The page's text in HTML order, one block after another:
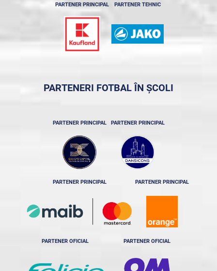
PARTENER PRINCIPAL PARTENER TEHNIC
PARTENERI FOTBAL ÎN ȘCOLI
PARTENER PRINCIPAL PARTENER PRINCIPAL
PARTENER PRINCIPAL PARTENER PRINCIPAL
PARTENER OFICIAL PARTENER OFICIAL